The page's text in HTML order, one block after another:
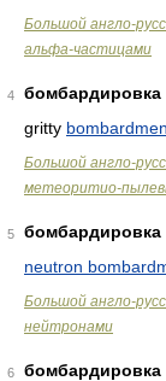
Большой англо-
альфа-частицами
4
gritty
Большой англо-
метеоритио-
5
бомбардировка
neutron
Большой англо-
нейтронами
6
бомбардировка